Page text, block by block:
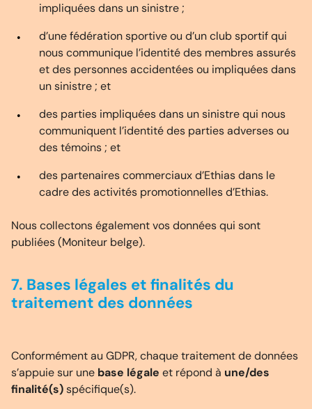
impliquées dans un sinistre ;
d’une fédération sportive ou d’un club sportif qui
nous communique l’identité des membres assurés
et des personnes accidentées ou impliquées dans
un sinistre ; et
des parties impliquées dans un sinistre qui nous
communiquent l’identité des parties adverses ou
des témoins ; et
des partenaires commerciaux d’Ethias dans le
cadre des activités promotionnelles d’Ethias.
Nous collectons également vos données qui sont
publiées (Moniteur belge).
7. Bases légales et finalités du
traitement des données
Conformément au GDPR, chaque traitement de données
s’appuie sur une base légale et répond à une/des
finalité(s)spécifique(s).